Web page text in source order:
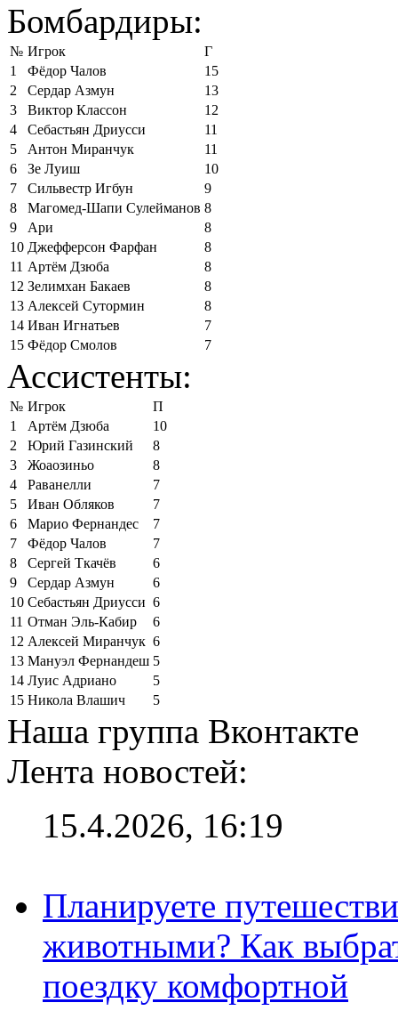
Бомбардиры:
№ Игрок
Г
1
Фёдор Чалов
15
2
Сердар Азмун
13
3
Виктор Классон
12
4
Себастьян Дриусси
11
5
Антон Миранчук
11
6
Зе Луиш
10
7
Сильвестр Игбун
9
8
Магомед-Шапи Сулейманов 8
9
Ари
8
10 Джефферсон Фарфан
8
11 Артём Дзюба
8
12 Зелимхан Бакаев
8
13 Алексей Сутормин
8
14 Иван Игнатьев
7
15 Фёдор Смолов 7
Ассистенты:
№ Игрок
П
1
Артём Дзюба
10
2
Юрий Газинский
8
3
Жоаозиньо
8
4
Раванелли
7
5
Иван Обляков
7
6
Марио Фернандес
7
7
Фёдор Чалов
7
8
Сергей Ткачёв
6
9
Сердар Азмун
6
10 Себастьян Дриусси 6
11 Отман Эль-Кабир
6
12 Алексей Миранчук 6
13 Мануэл Фернандеш 5
14 Луис Адриано
5
15 Никола Влашич 5
Наша группа Вконтакте
Лента новостей:
15.4.2026, 16:19
Планируете
животными? Как
поездку комфортной